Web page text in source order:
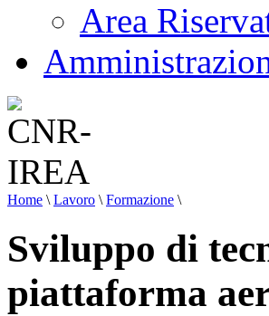
Area
Home \ Lavoro \ Formazione \
Sviluppo di
piattaforma